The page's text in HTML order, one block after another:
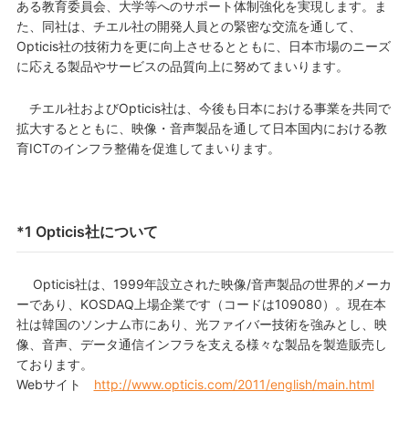
ある教育委員会、大学等へのサポート体制強化を実現します。ま
た、同社は、チエル社の開発人員との緊密な交流を通して、
Opticis社の技術力を更に向上させるとともに、日本市場のニーズ
に応える製品やサービスの品質向上に努めてまいります。
チエル社およびOpticis社は、今後も日本における事業を共同で
拡大するとともに、映像・音声製品を通して日本国内における教
育ICTのインフラ整備を促進してまいります。
*1 Opticis社について
Opticis社は、1999年設立された映像/音声製品の世界的メーカ
ーであり、KOSDAQ上場企業です（コードは109080）。現在本
社は韓国のソンナム市にあり、光ファイバー技術を強みとし、映
像、音声、データ通信インフラを支える様々な製品を製造販売し
ております。
Webサイト http://www.opticis.com/2011/english/main.html